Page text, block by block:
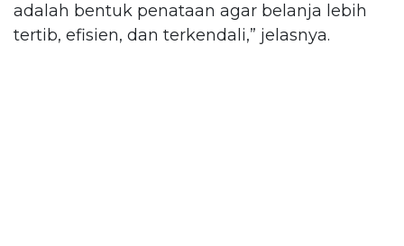
adalah bentuk penataan agar belanja lebih
tertib, efisien, dan terkendali,” jelasnya.